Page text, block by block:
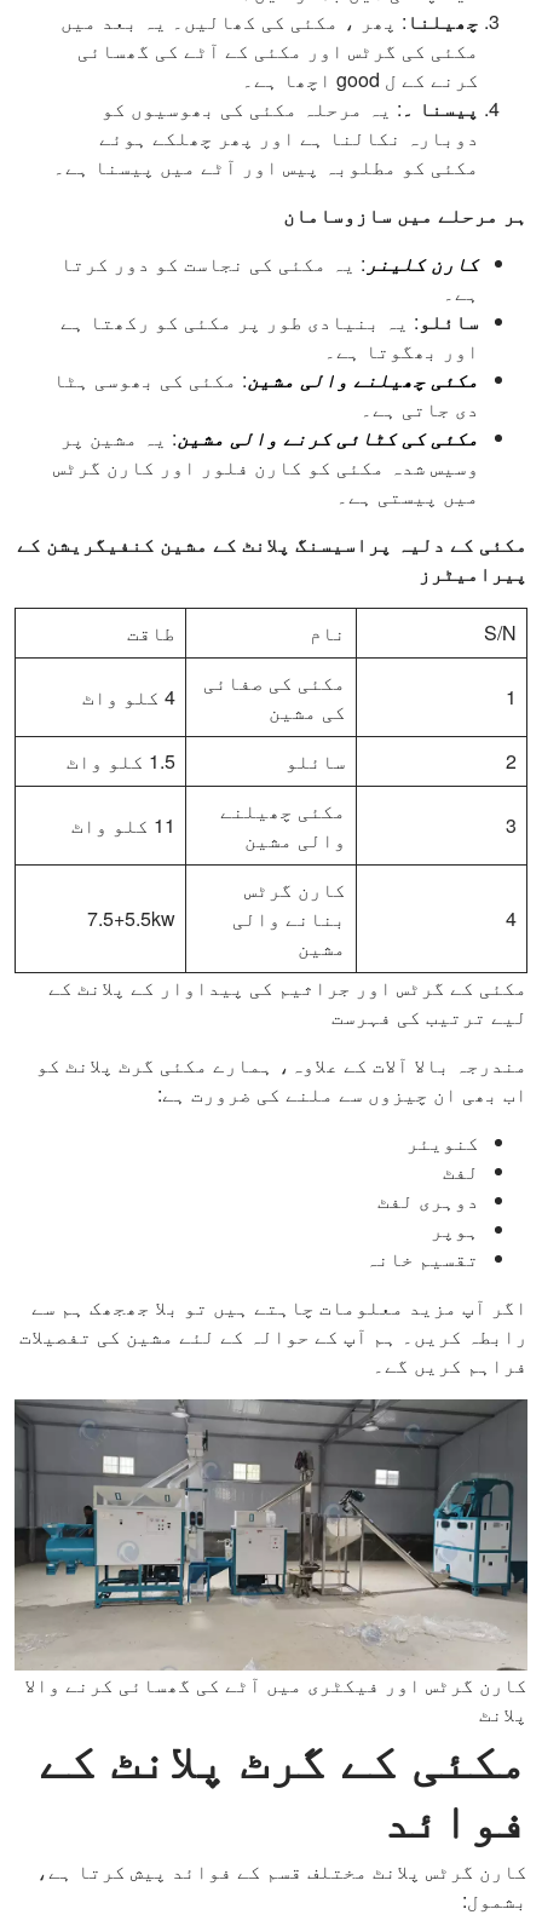
چھیلنا : پھر ، مکئی کی کھالیں۔ یہ بعد میں
مکئی کی گرٹس اور مکئی کے آٹے کی گھسائی
کرنے کے ل good اچھا ہے۔
پیسنا ۔: یہ مرحلہ مکئی کی بھوسیوں کو
دوبارہ نکالنا ہے اور پھر چھلکے ہوئے
مکئی کو مطلوبہ پیس اور آٹے میں پیسنا ہے۔
ہر مرحلے میں سازوسامان
کارن کلینر : یہ مکئی کی نجاست کو دور کرتا
ہے۔
سائلو: یہ بنیادی طور پر مکئی کو رکھتا ہے
اور بھگوتا ہے۔
مکئی چھیلنے والی مشین: مکئی کی بھوسی ہٹا
دی جاتی ہے۔
مکئی کی کٹائی کرنے والی مشین: یہ مشین پر
وسیس شدہ مکئی کو کارن فلور اور کارن گرٹس
میں پیستی ہے۔
مکئی کے دلیہ پراسیسنگ پلانٹ کے مشین کنفیگریشن کے
پیرامیٹرز
S/N نام طاقت
1
مکئی کی صفائی
کی مشین
4 کلو واٹ
2 سائلو 1.5 کلو واٹ
3
مکئی چھیلنے
والی مشین
11 کلو واٹ
4
کارن گرٹس
بنانے والی
مشین
7.5+5.5kw
مکئی کے گرٹس اور جراثیم کی پیداوار کے پلانٹ کے
لیے ترتیب کی فہرست
مندرجہ بالا آلات کے علاوہ، ہمارے مکئی گرٹ پلانٹ کو
اب بھی ان چیزوں سے ملنے کی ضرورت ہے:
کنویئر
لفٹ
دوہری لفٹ
ہوپر
تقسیم خانہ
اگر آپ مزید معلومات چاہتے ہیں تو بلا جھجھک ہم سے
رابطہ کریں۔ ہم آپ کے حوالہ کے لئے مشین کی تفصیلات
فراہم کریں گے۔
کارن گرٹس اور فیکٹری میں آٹے کی گھسائی کرنے والا
پلانٹ
مکئی کے گرٹ پلانٹ کے
فوائد
کارن گرٹس پلانٹ مختلف قسم کے فوائد پیش کرتا ہے،
بشمول: